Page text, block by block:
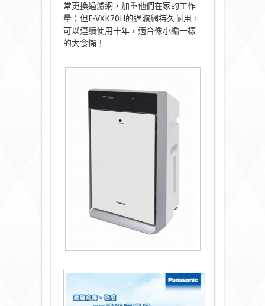
常更換過濾網，加重他們在家的工作
量；但F-VXK70H的過濾網持久耐用，
可以連續使用十年，適合像小編一樣
的大食懶！